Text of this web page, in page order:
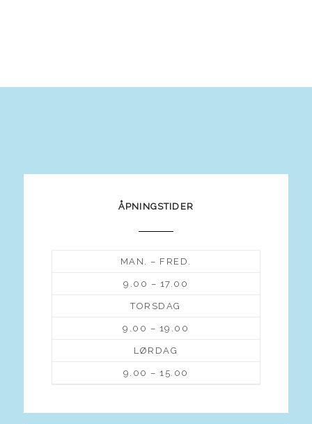
ÅPNINGSTIDER
MAN. – FRED.
9.00 – 17.00
TORSDAG
9.00 – 19.00
LØRDAG
9.00 – 15.00